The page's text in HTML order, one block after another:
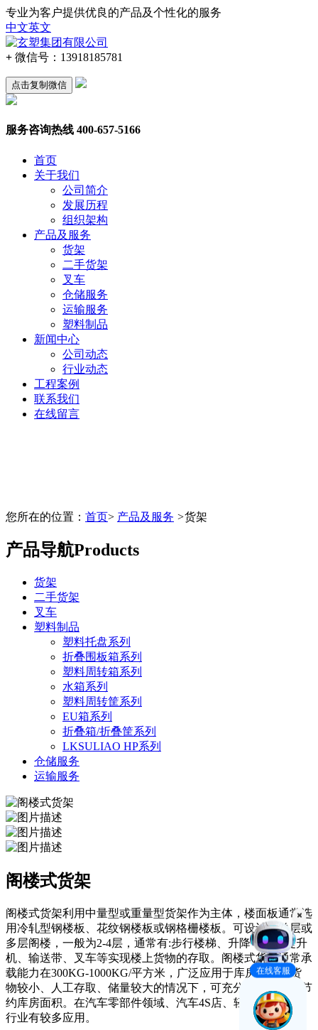
专业为客户提供优良的产品及个性化的服务
中文英文
+ 微信号： 13918185781
点击复制微信
服务咨询热线 400-657-5166
首页
关于我们
公司简介
发展历程
组织架构
产品及服务
货架
二手货架
叉车
仓储服务
运输服务
塑料制品
新闻中心
公司动态
行业动态
工程案例
联系我们
在线留言
您所在的位置： 首页> 产品及服务 >货架
产品导航Products
货架
二手货架
叉车
塑料制品
塑料托盘系列
折叠围板箱系列
塑料周转箱系列
水箱系列
塑料周转筐系列
EU箱系列
折叠箱/折叠筐系列
LKSULIAO HP系列
仓储服务
运输服务
阁楼式货架
阁楼式货架利用中量型或重量型货架作为主体，楼面板通常选
用冷轧型钢楼板、花纹钢楼板或钢格栅楼板。可设计成单层或
多层阁楼，一般为2-4层，通常有:步行楼梯、升降平台、提升
机、输送带、叉车等实现楼上货物的存取。阁楼式货架通常承
载能力在300KG-1000KG/平方米，广泛应用于库房较高、货
物较小、人工存取、储量较大的情况下，可充分利用空间，节
约库房面积。在汽车零部件领域、汽车4S店、轻工、电子等
行业有较多应用。 ​
在线客服